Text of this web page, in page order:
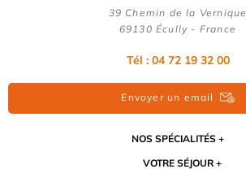
39 Chemin de la Vernique
69130 Écully - France
Tél : 04 72 19 32 00
Envoyer un email
NOS SPÉCIALITÉS
VOTRE SÉJOUR